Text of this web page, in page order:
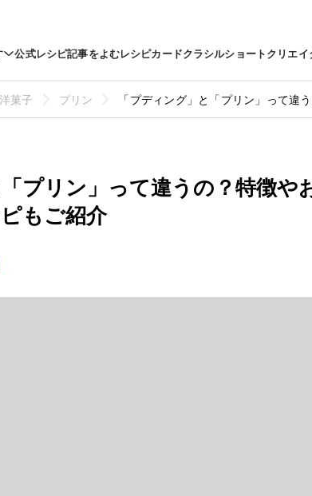
公式レシピ記事をよむレシピカードクラシルショートクリエイ
洋菓子 プリン 「プディング」と「プリン」って違
「プリン」って違うの？特徴や
もご紹介